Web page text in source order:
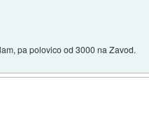
pa polovico od 3000 na Zavod.